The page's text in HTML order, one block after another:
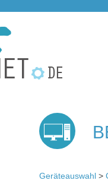
Geräteauswahl >